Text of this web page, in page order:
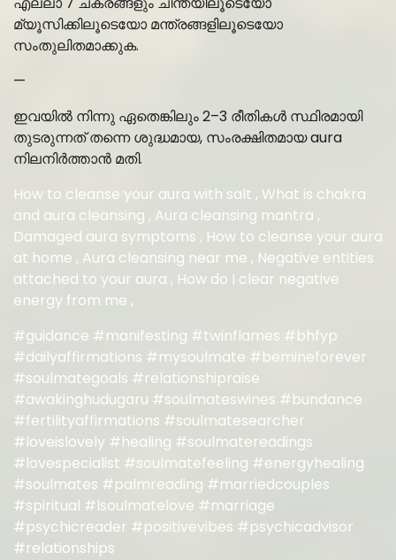
മ്യൂസിക്കിലൂടെയോ മന്ത്രങ്ങളിലൂടെയോ
സംതുലിതമാക്കുക.
—
ഇവയിൽ നിന്നു ഏതെങ്കിലും 2–3 രീതികൾ സ്ഥിരമായി
തുടരുന്നത് തന്നെ ശുദ്ധമായ, സംരക്ഷിതമായ aura
നിലനിര്‍ത്താന്‍ മതി.
How to cleanse your aura with salt , What is chakra
and aura cleansing , Aura cleansing mantra ,
Damaged aura symptoms , How to cleanse your aura
at home , Aura cleansing near me , Negative entities
attached to your aura , How do I clear negative
energy from me ,
#guidance #manifesting #twinflames #bhfyp
#dailyaffirmations #mysoulmate #bemineforever
#soulmategoals #relationshipraise
#awakinghudugaru #soulmateswines #bundance
#fertilityaffirmations #soulmatesearcher
#loveislovely #healing #soulmatereadings
#lovespecialist #soulmatefeeling #energyhealing
#soulmates #palmreading #marriedcouples
#spiritual #lsoulmatelove #marriage
#psychicreader #positivevibes #psychicadvisor
#relationships